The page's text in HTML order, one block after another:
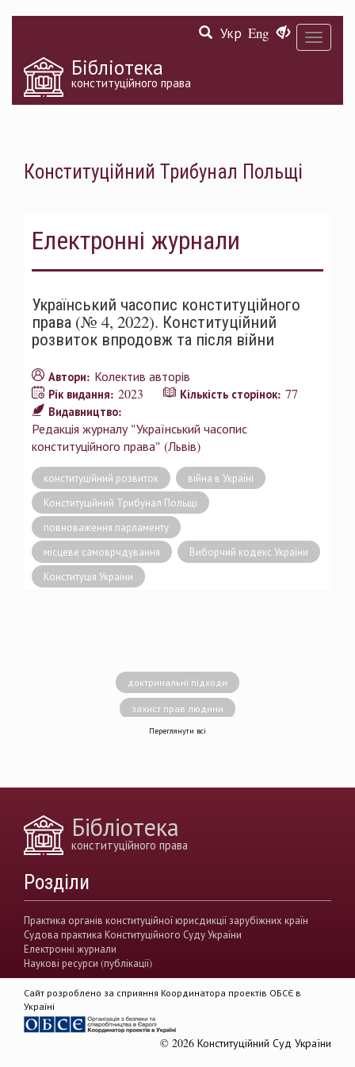
Toggle
Укр Eng
Бібліотека
конституційного права
Конституційний Трибунал Польщі
Електронні журнали
Український часопис конституційного
права (№ 4, 2022). Конституційний
розвиток впродовж та після війни
Автори: Колектив авторів
Рік видання: 2023 Кількість сторінок: 77
Видавництво:
Редакція журналу "Український часопис
конституційного права" (Львів)
конституційний розвиток
війна в Україні
Конституційний Трибунал Польщі
повноваження парламенту
місцеве самоврчдування
Виборчий кодекс України
Конституція України
доктринальні підходи
захист прав людини
децентралізація влади
генофонд держава
конситуційне право
Вища кваліфікаційна комісії суддів
Вищий антикорупційний суд України
верховенство права
гендерна рівність звуження прав
демократія
доктрина публічного права
Переглянути всі
Бібліотека
конституційного права
Розділи
Практика органів конституційної юрисдикції зарубіжних країн
Судова практика Конституційного Суду України
Електронні журнали
Наукові ресурси (публікації)
Сайт розроблено за сприяння Координатора проектів ОБСЄ в
Україні
© 2026 Конституційний Суд України